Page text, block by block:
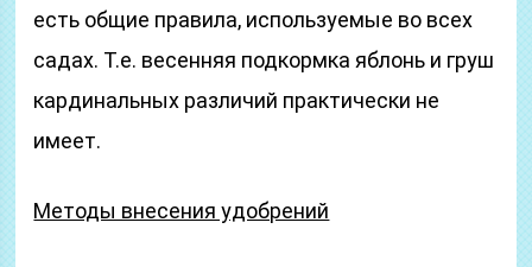
есть общие правила, используемые во всех
садах. Т.е. весенняя подкормка яблонь и груш
кардинальных различий практически не
имеет.
Методы внесения удобрений